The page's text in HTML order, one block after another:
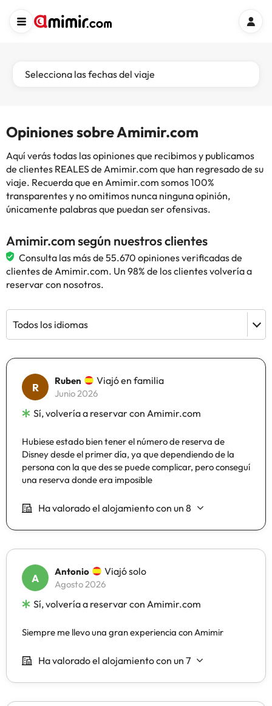
Selecciona las fechas del viaje
Opiniones sobre Amimir.com
Aquí verás todas las opiniones que recibimos y publicamos
de clientes REALES de Amimir.com que han regresado de su
viaje. Recuerda que en Amimir.com somos 100%
transparentes y no omitimos nunca ninguna opinión,
únicamente palabras que puedan ser ofensivas.
Amimir.com según nuestros clientes
Consulta las más de 55.670 opiniones verificadas de
clientes de Amimir.com. Un 98% de los clientes volvería a
reservar con nosotros.